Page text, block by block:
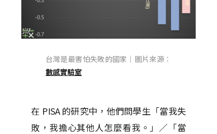
台灣是最害怕失敗的國家｜圖片來源：
數感實驗室
在 PISA 的研究中，他們問學生「當我失
敗，我擔心其他人怎麼看我。」／「當